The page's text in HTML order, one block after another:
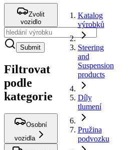
Zvolit
vozidlo
Submit
Filtrovat
podle
kategorie
Osobní
vozidla
Katalog
výrobků
Steering
and
Suspension
products
Díly
tlumení
Pružina
podvozku